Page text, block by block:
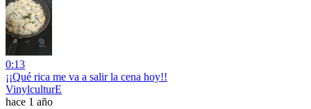
0:13
¡¡Qué rica me va a salir la cena hoy!!
VinylculturE
hace 1 año